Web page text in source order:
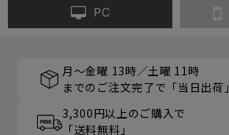
PC
月～金曜 13時／土曜 11時
までのご注文完了で「当日出荷」
3,300円以上のご購入で
「送料無料」